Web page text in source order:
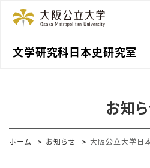
文学研究科日本史研究室
お知
ホーム お知らせ 大阪公立大学日